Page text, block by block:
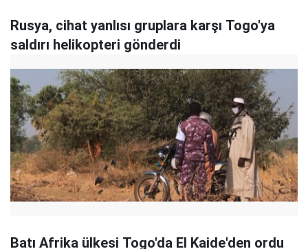
Rusya, cihat yanlısı gruplara karşı Togo'ya
saldırı helikopteri gönderdi
Batı Afrika ülkesi Togo'da El Kaide'den ordu